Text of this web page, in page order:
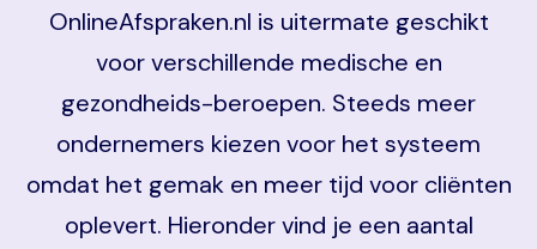
OnlineAfspraken.nl is uitermate geschikt
voor verschillende medische en
gezondheids-beroepen. Steeds meer
ondernemers kiezen voor het systeem
omdat het gemak en meer tijd voor cliënten
oplevert. Hieronder vind je een aantal